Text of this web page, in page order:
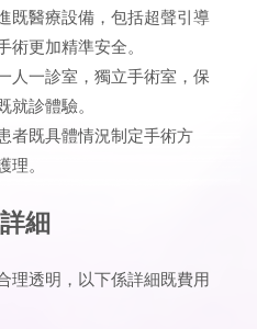
既醫療設備，包括超聲引導
更加精準安全。
人一診室，獨立手術室，保
診體驗。
者既具體情況制定手術方
。
細
理透明，以下係詳細既費用